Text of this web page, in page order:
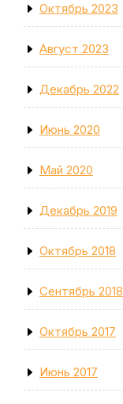
Октябрь 2023
Август 2023
Декабрь 2022
Июнь 2020
Май 2020
Декабрь 2019
Октябрь 2018
Сентябрь 2018
Октябрь 2017
Июнь 2017